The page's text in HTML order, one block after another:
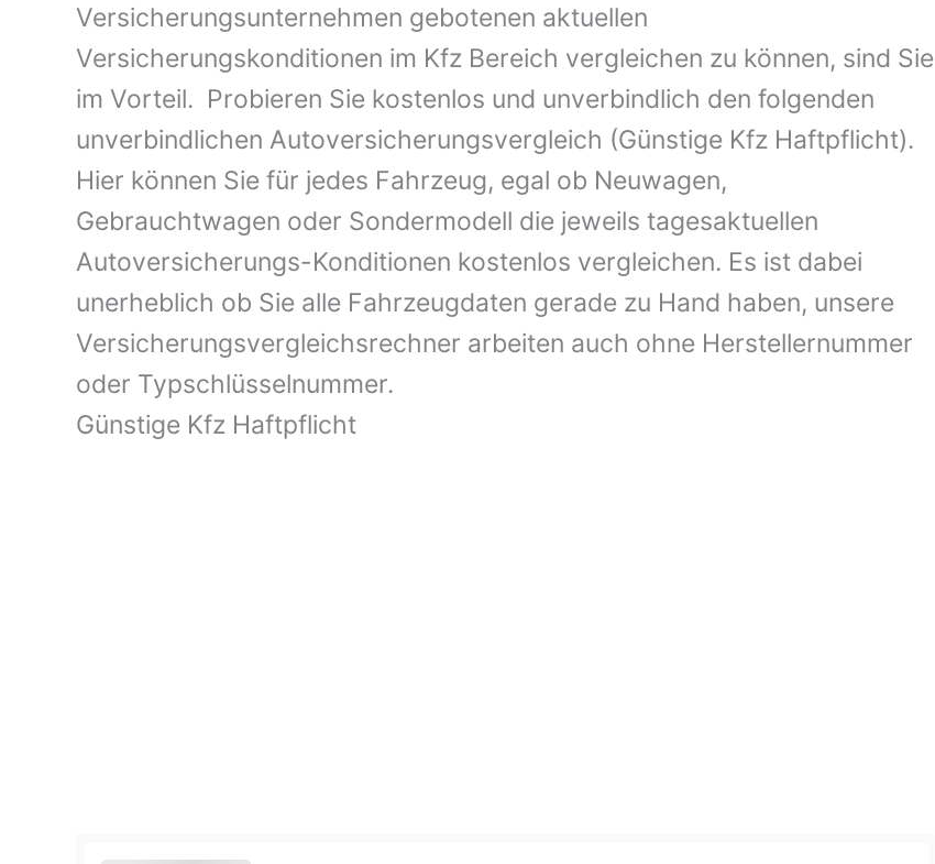
Versicherungsunternehmen gebotenen aktuellen
Versicherungskonditionen im Kfz Bereich vergleichen zu können, sind Sie
im Vorteil. Probieren Sie kostenlos und unverbindlich den folgenden
unverbindlichen Autoversicherungsvergleich (Günstige Kfz Haftpflicht).
Hier können Sie für jedes Fahrzeug, egal ob Neuwagen,
Gebrauchtwagen oder Sondermodell die jeweils tagesaktuellen
Autoversicherungs-Konditionen kostenlos vergleichen. Es ist dabei
unerheblich ob Sie alle Fahrzeugdaten gerade zu Hand haben, unsere
Versicherungsvergleichsrechner arbeiten auch ohne Herstellernummer
oder Typschlüsselnummer.
Günstige Kfz Haftpflicht